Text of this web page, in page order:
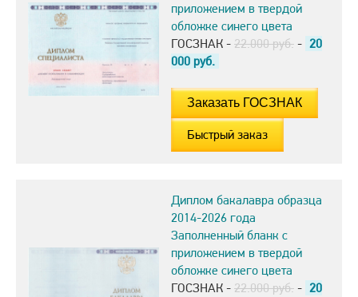
приложением в твердой
обложке синего цвета
ГОСЗНАК - 22.000 руб. - 20
000 руб.
Быстрый заказ
Диплом бакалавра образца
2014-2026 года
Заполненный бланк с
приложением в твердой
обложке синего цвета
ГОСЗНАК - 22.000 руб. - 20